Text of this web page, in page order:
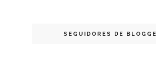
SEGUIDORES DE